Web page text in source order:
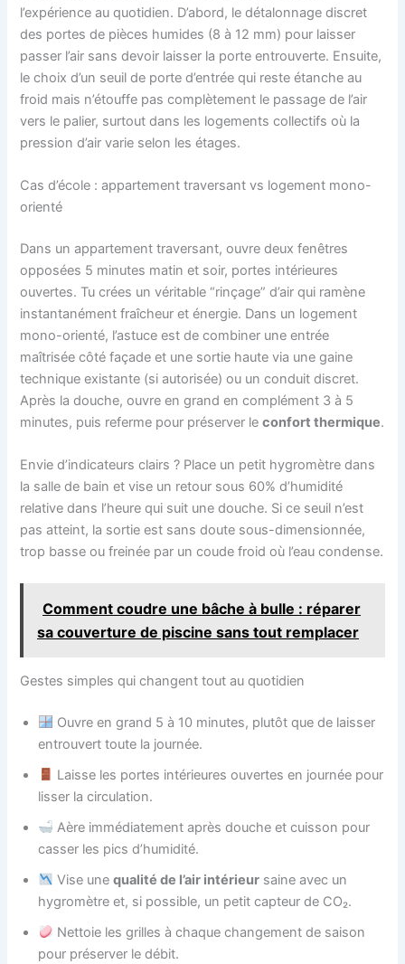
l’expérience au quotidien. D’abord, le détalonnage discret
des portes de pièces humides (8 à 12 mm) pour laisser
passer l’air sans devoir laisser la porte entrouverte. Ensuite,
le choix d’un seuil de porte d’entrée qui reste étanche au
froid mais n’étouffe pas complètement le passage de l’air
vers le palier, surtout dans les logements collectifs où la
pression d’air varie selon les étages.
Cas d’école : appartement traversant vs logement mono-
orienté
Dans un appartement traversant, ouvre deux fenêtres
opposées 5 minutes matin et soir, portes intérieures
ouvertes. Tu crées un véritable “rinçage” d’air qui ramène
instantanément fraîcheur et énergie. Dans un logement
mono-orienté, l’astuce est de combiner une entrée
maîtrisée côté façade et une sortie haute via une gaine
technique existante (si autorisée) ou un conduit discret.
Après la douche, ouvre en grand en complément 3 à 5
minutes, puis referme pour préserver leconfort thermique.
Envie d’indicateurs clairs ? Place un petit hygromètre dans
la salle de bain et vise un retour sous 60% d’humidité
relative dans l’heure qui suit une douche. Si ce seuil n’est
pas atteint, la sortie est sans doute sous-dimensionnée,
trop basse ou freinée par un coude froid où l’eau condense.
Comment coudre une bâche à bulle : réparer
sa couverture de piscine sans tout remplacer
Gestes simples qui changent tout au quotidien
Ouvre en grand 5 à 10 minutes, plutôt que de laisser
entrouvert toute la journée.
Laisse les portes intérieures ouvertes en journée pour
lisser la circulation.
Aère immédiatement après douche et cuisson pour
casser les pics d’humidité.
Vise unequalité de l’air intérieur saine avec un
hygromètre et, si possible, un petit capteur de CO₂.
Nettoie les grilles à chaque changement de saison
pour préserver le débit.